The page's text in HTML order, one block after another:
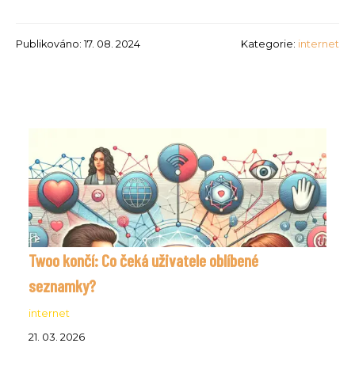
Publikováno: 17. 08. 2024 Kategorie: internet
Twoo končí: Co čeká uživatele oblíbené
seznamky?
internet
21. 03. 2026